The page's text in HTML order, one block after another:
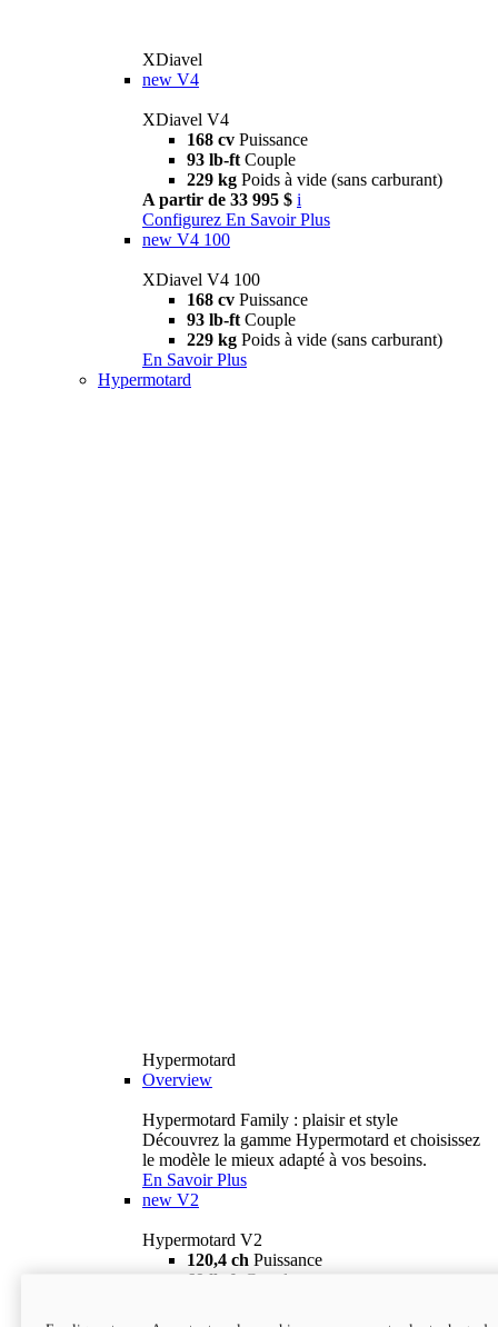
XDiavel
new V4
XDiavel V4
168 cv Puissance
93 lb-ft Couple
229 kg Poids à vide (sans carburant)
A partir de 33 995 $ i
Configurez En Savoir Plus
new V4 100
XDiavel V4 100
168 cv Puissance
93 lb-ft Couple
229 kg Poids à vide (sans carburant)
En Savoir Plus
Hypermotard
Hypermotard
Overview
Hypermotard Family : plaisir et style
Découvrez la gamme Hypermotard et choisissez
le modèle le mieux adapté à vos besoins.
En Savoir Plus
new V2
Hypermotard V2
120,4 ch Puissance
69 lb-ft
Couple
18 895 $